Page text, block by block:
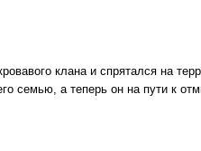
клана и спрятался на
семью, а теперь он на пути к